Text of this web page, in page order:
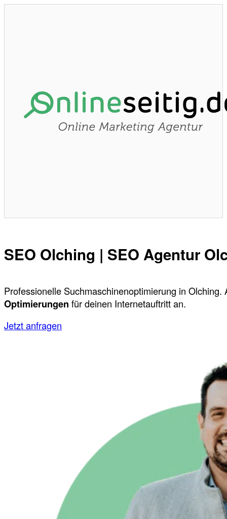
SEO Olching | SEO Agentur
Professionelle Suchmaschinenoptimierung in
Optimierungen für deinen Internetauftritt an.
Jetzt anfragen